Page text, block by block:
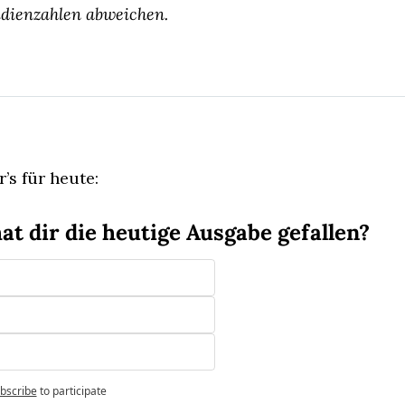
abweichen.
für heute:
dir die heutige Ausgabe gefallen?
to participate